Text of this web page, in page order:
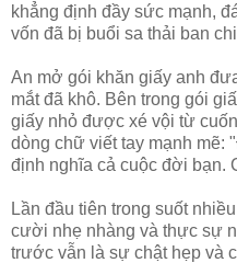
khẳng định đầy sức mạnh,
vốn đã bị buổi sa thải ban
An mở gói khăn giấy anh
mắt đã khô. Bên trong gói
giấy nhỏ được xé vội từ
dòng chữ viết tay mạnh mẽ:
định nghĩa cả cuộc đời bạn.
Lần đầu tiên trong suốt
cười nhẹ nhàng và thực sự
trước vẫn là sự chật hẹp và